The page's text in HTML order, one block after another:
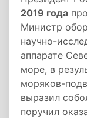
2019 года
Министр
научно-
аппарате
море, в
моряков-
выразил
поручил